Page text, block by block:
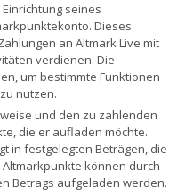
seines
Dieses
an Altmark Live mit
verdienen. Die
um bestimmte Funktionen
nutzen.
und den zu zahlenden
die er aufladen möchte.
in festgelegten Beträgen, die
können durch
Betrags aufgeladen werden.